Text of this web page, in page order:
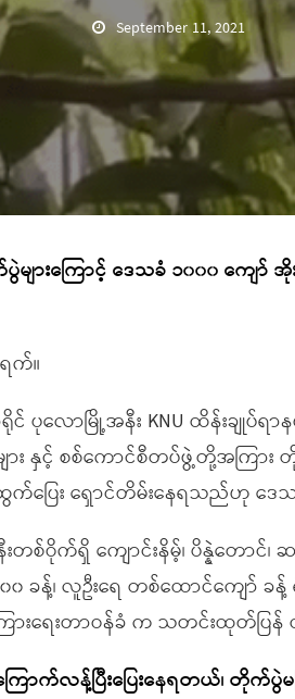
September 11, 2021
ျားကြောင့် ဒေသခံ ၁၀၀၀ ကျော်
က်။
င် ပုလောမြို့အနီး KNU ထိန်းချုပ်ရ
ား နှင့် စစ်ကောင်စီတပ်ဖွဲ့တို့အကြား
ပြေး ရှောင်တိမ်းနေရသည်ဟု ဒေသ
ဝိုက်ရှိ ကျောင်းနိမ့်၊ ပိန္နဲတောင်၊ ဆ
ခန့်၊ လူဦးရေ တစ်ထောင်ကျော် ခန့် ရှိ
န်ကြားရေးတာဝန်ခံ က သတင်းထုတ်ပြ
လန့်ပြီးပြေးနေရတယ်၊ တိုက်ပွဲမ